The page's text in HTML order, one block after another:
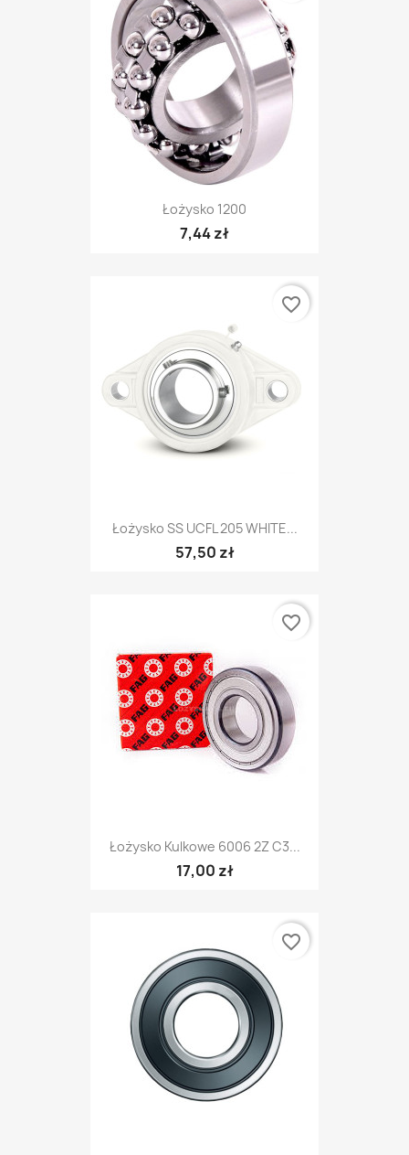
Łożysko 1200
7,44 zł
Łożysko SS UCFL 205 WHITE...
57,50 zł
favorite_border
Łożysko Kulkowe 6006 2Z C3...
17,00 zł
favorite_border
favorite_border